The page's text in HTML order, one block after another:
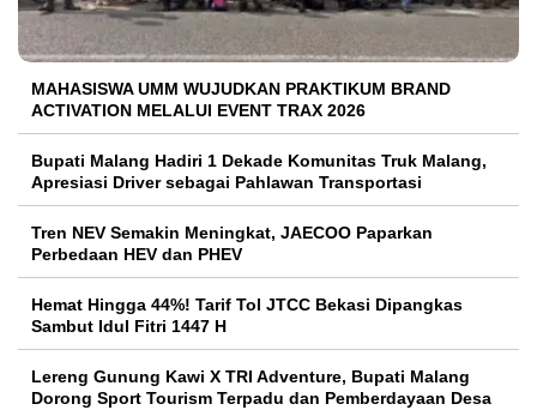
MAHASISWA UMM WUJUDKAN PRAKTIKUM BRAND
ACTIVATION MELALUI EVENT TRAX 2026
Bupati Malang Hadiri 1 Dekade Komunitas Truk Malang,
Apresiasi Driver sebagai Pahlawan Transportasi
Tren NEV Semakin Meningkat, JAECOO Paparkan
Perbedaan HEV dan PHEV
Hemat Hingga 44%! Tarif Tol JTCC Bekasi Dipangkas
Sambut Idul Fitri 1447 H
Lereng Gunung Kawi X TRI Adventure, Bupati Malang
Dorong Sport Tourism Terpadu dan Pemberdayaan Desa